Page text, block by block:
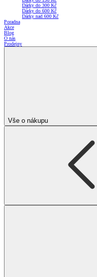
Dárky do 300 Kč
Dárky do 600 Kč
Dárky nad 600 Kč
Poradna
Akce
Blog
O nás
Prodejny
Vše o nákupu